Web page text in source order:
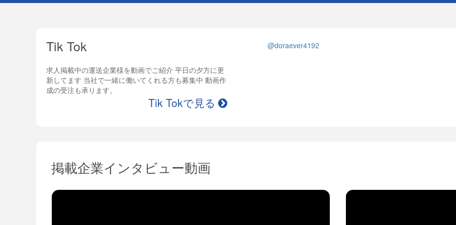
Tik Tok
求人掲載中の運送企業様を動画でご紹介 平日の夕方に更
新してます 当社で一緒に働いてくれる方も募集中 動画作
成の受注も承ります。
Tik Tokで見る
@doraever4192
掲載企業インタビュー動画